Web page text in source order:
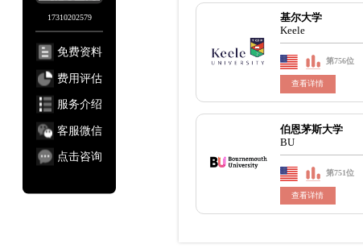
基尔大学
Keele
第756位
查看详情
伯恩茅斯大学
BU
第751位
查看详情
17310202579
免费资料
费用评估
服务介绍
客服微信
点击咨询